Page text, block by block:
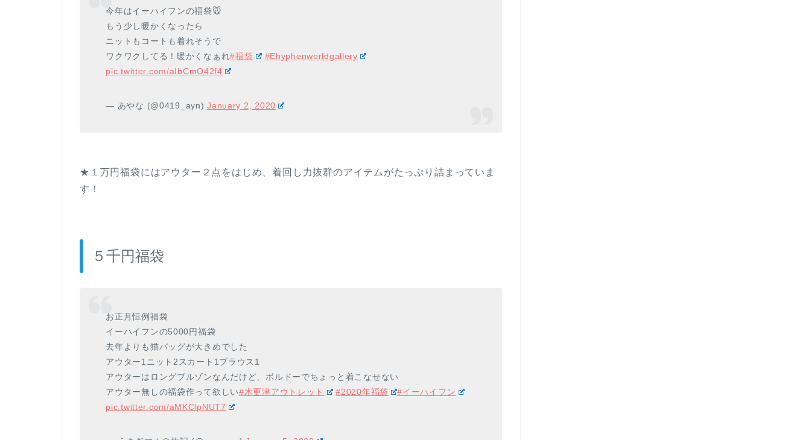
今年はイーハイフンの福袋🐭
もう少し暖かくなったら
ニットもコートも着れそうで
ワクワクしてる！暖かくなぁれ#福袋
#Ehyphenworldgallery
pic.twitter.com/aIbCmO42f4
— あやな (@0419_ayn)January 2, 2020
★１万円福袋にはアウター２点をはじめ、着回し力抜群のアイテムがたっぷり詰まっていま
す！
５千円福袋
お正月恒例福袋
イーハイフンの5000円福袋
去年よりも猫バッグが大きめでした
アウター1ニット2スカート1ブラウス1
アウターはロングブルゾンなんだけど、ボルドーでちょっと着こなせない
アウター無しの福袋作って欲しい#木更津アウトレット #2020年福袋
#イーハイフン
pic.twitter.com/aMKClpNUT7